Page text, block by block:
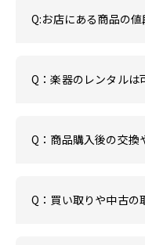
Q:お店にある商品の
Q：楽器のレンタルは
Q：商品購入後の交換
Q：買い取りや中古の